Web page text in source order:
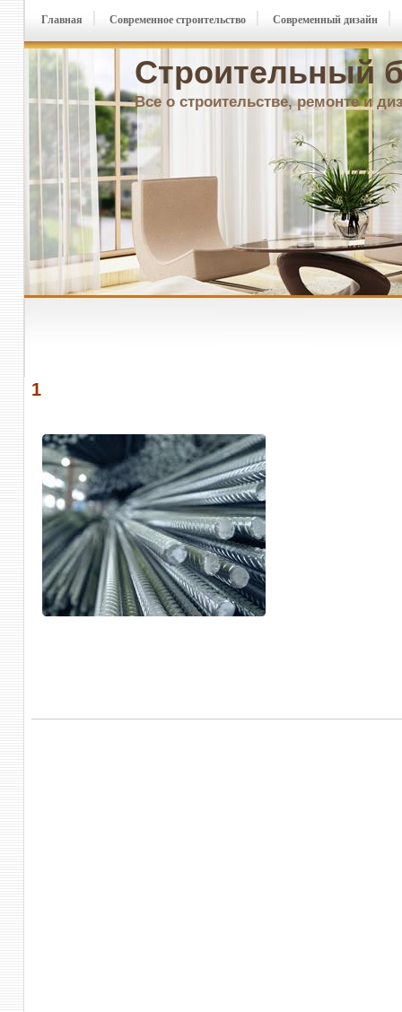
Строительный
Все о строительстве, ремонте и
Главная Современное строительство Современный дизайн
1